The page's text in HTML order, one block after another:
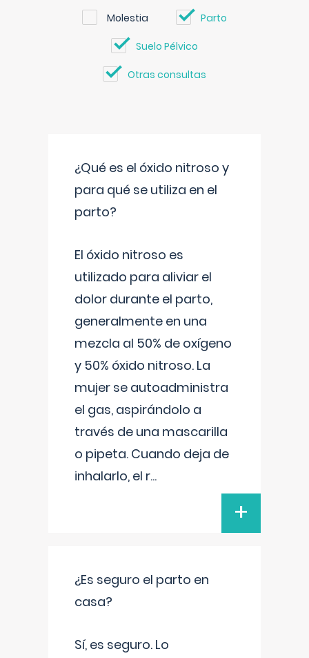
Molestia Parto
Suelo Pélvico
Otras consultas
¿Qué es el óxido nitroso y
para qué se utiliza en el
parto?
El óxido nitroso es
utilizado para aliviar el
dolor durante el parto,
generalmente en una
mezcla al 50% de oxígeno
y 50% óxido nitroso. La
mujer se autoadministra
el gas, aspirándolo a
través de una mascarilla
o pipeta. Cuando deja de
inhalarlo, el r...
+
¿Es seguro el parto en
casa?
Sí, es seguro. Lo